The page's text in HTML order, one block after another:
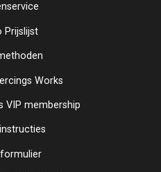
Prijslijst
Works
VIP membership